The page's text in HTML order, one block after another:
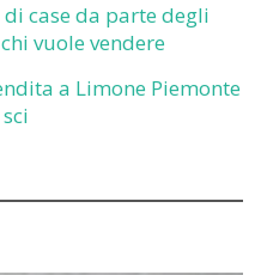
case da parte degli
vuole vendere
a Limone Piemonte